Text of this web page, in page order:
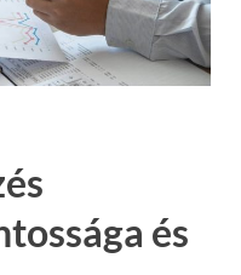
és